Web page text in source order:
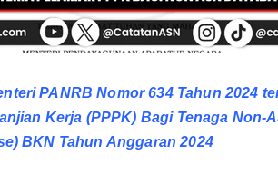
PANRB Nomor 634 Tahun 2024
Kerja (PPPK) Bagi Tenaga Non-
BKN Tahun Anggaran 2024